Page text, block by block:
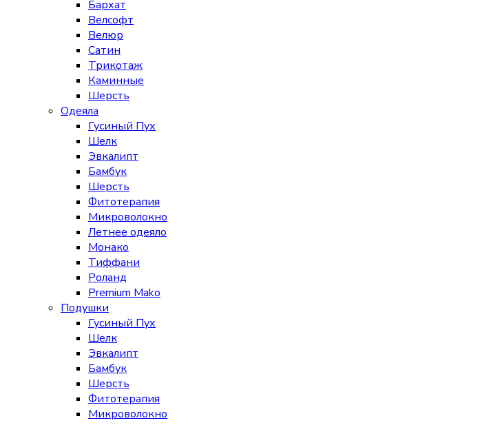
Бархат
Велсофт
Велюр
Сатин
Трикотаж
Каминные
Шерсть
Одеяла
Гусиный Пух
Шелк
Эвкалипт
Бамбук
Шерсть
Фитотерапия
Микроволокно
Летнее одеяло
Монако
Тиффани
Роланд
Premium Mako
Подушки
Гусиный Пух
Шелк
Эвкалипт
Бамбук
Шерсть
Фитотерапия
Микроволокно